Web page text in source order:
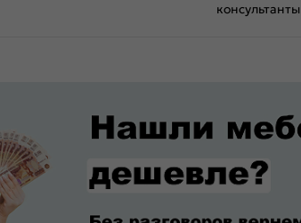
консультанты